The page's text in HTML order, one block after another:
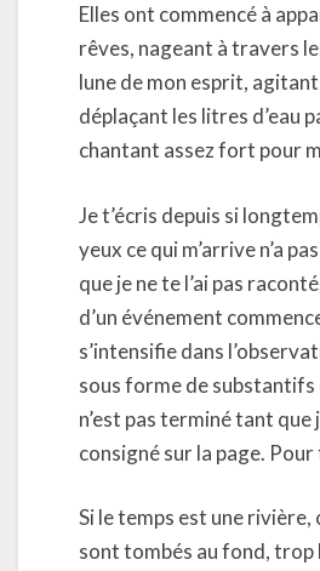
Elles ont commencé à
rêves, nageant à travers
lune de mon esprit,
déplaçant les litres d’eau
chantant assez fort pour
Je t’écris depuis si
yeux ce qui m’arrive n’a
que je ne te l’ai pas
d’un événement
s’intensifie dans
sous forme de substantifs
n’est pas terminé tant que
consigné sur la page. Pour
Si le temps est une rivière,
sont tombés au fond,